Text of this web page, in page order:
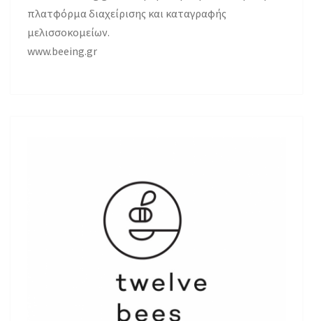
πλατφόρμα διαχείρισης και καταγραφής
μελισσοκομείων.
www.beeing.gr